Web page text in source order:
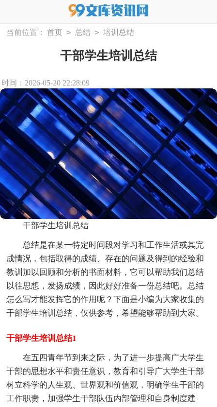
当前位置： 首页 > 总结 > 培训总结
干部学生培训总结
时间：2026-05-20 22:28:09
干部学生培训总结
总结是在某一特定时间段对学习和工作生活或其完
成情况，包括取得的成绩、存在的问题及得到的经验和
教训加以回顾和分析的书面材料，它可以帮助我们总结
以往思想，发扬成绩，因此好好准备一份总结吧。总结
怎么写才能发挥它的作用呢？下面是小编为大家收集的
干部学生培训总结，仅供参考，希望能够帮助到大家。
干部学生培训总结1
在五四青年节到来之际，为了进一步提高广大学生
干部的思想水平和责任意识，教育和引导广大学生干部
树立科学的人生观、世界观和价值观，明确学生干部的
工作职责，加强学生干部队伍内部管理和自身制度建